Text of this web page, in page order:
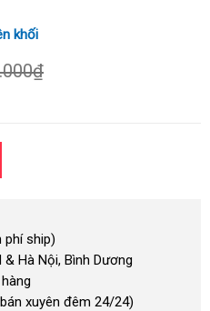
khối
phí ship)
Hà Nội, Bình Dương
xuyên đêm 24/24)